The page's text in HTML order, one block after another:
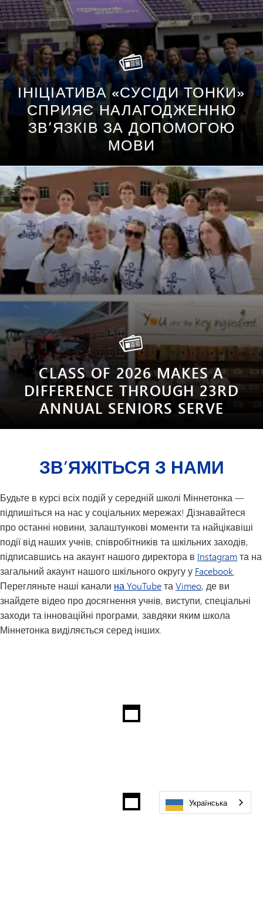
ІНІЦІАТИВА «СУСІДИ ТОНКИ»
СПРИЯЄ НАЛАГОДЖЕННЮ
ЗВ’ЯЗКІВ ЗА ДОПОМОГОЮ
МОВИ
CLASS OF 2026 MAKES A
DIFFERENCE THROUGH 23RD
ANNUAL SENIORS SERVE
ЗВ’ЯЖІТЬСЯ З НАМИ
Будьте в курсі всіх подій у середній школі Міннетонка —
підпишіться на нас у соціальних мережах! Дізнавайтеся
про останні новини, залаштункові моменти та найцікавіші
події від наших учнів, співробітників та шкільних заходів,
підписавшись на акаунт нашого директора в Instagramта на
загальний акаунт нашого шкільного округу у Facebook.
Перегляньте наші канали на YouTubeтаVimeo, де ви
знайдете відео про досягнення учнів, виступи, спеціальні
заходи та інноваційні програми, завдяки яким школа
Міннетонка виділяється серед інших.
Українська